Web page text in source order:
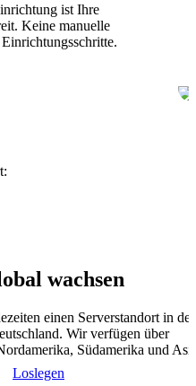
ist Ihre
Keine manuelle
wachsen
einen Serverstandort in
Wir verfügen über
Südamerika und
Loslegen